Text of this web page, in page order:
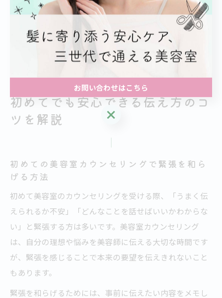
この方法は、失敗を避けたい方や慎重に美容室を選びた
い方にとって大きな安心材料となります。自分のペース
で納得できる美容室体験を求める場合、カウンセリング
のみの利用も積極的に検討しましょう。
初めてでも安心できる伝え方のコ
ツを解説
初めての美容室カウンセリングで緊張を和ら
げる方法
初めて美容室のカウンセリングを受ける際、「うまく伝
えられるか不安」「どんなことを話せばいいかわからな
い」と緊張する方は多いです。美容室カウンセリング
は、自分の理想や悩みを美容師に伝える大切な時間です
が、緊張を感じることで本来の要望を伝えきれないこと
もあります。
緊張を和らげるためには、事前に伝えたい内容をメモし
お問い合わせはこちら
お問い合わせはこちら